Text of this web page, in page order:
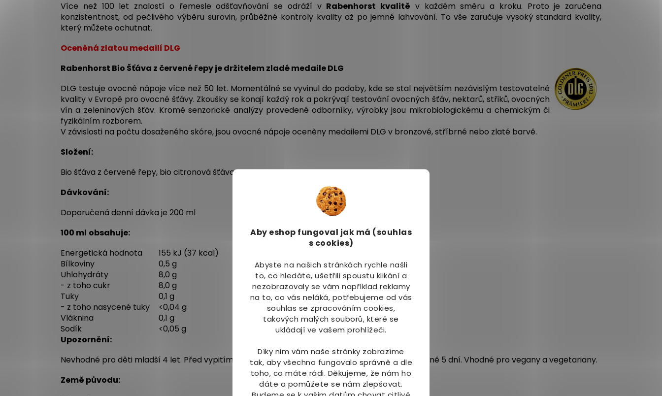
Aby eshop fungoval jak má (souhlas
s cookies)
Abyste na našich stránkách rychle našli
to, co hledáte, ušetřili spoustu klikání a
nezobrazovaly se vám například reklamy
na to, co vás neláká, potřebujeme od vás
souhlas se zpracováním cookies,
takových malých souborů, které se
ukládají ve vašem prohlížeči.
Díky nim vám naše stránky zobrazíme
tak, aby všechno fungovalo správně a dle
toho, co máte rádi. Děkujeme, že nám ho
dáte a pomůžete se nám zlepšovat.
Více než 100 let znalostí o řemesle odšťavňování se odráží v Rabenhorst kvalitě v každém směru a kroku. Proto je zaručena
konzistentnost, od pečlivého výběru surovin, průběžné kontroly kvality až po jemné lahvování. To vše zaručuje vysoký standard kvality,
který můžete ochutnat.
Oceněná zlatou medailí DLG
Rabenhorst Bio Šťáva z červené řepy je držitelem zladé medaile DLG
DLG testuje ovocné nápoje více než 50 let. Momentálně se vyvinul do podoby, kde se stal největším nezávislým testovatelné
kvality v Evropě pro ovocné šťávy. Zkoušky se konají každý rok a pokrývají testování ovocných šťáv, nektarů, střiků, ovocných
vín a zeleninových šťáv. Kromě senzorické analýzy provedené odborníky, výrobky jsou mikrobiologickému a chemickým či
fyzikálním rozborem.
V závislosti na počtu dosaženého skóre, jsou ovocné nápoje oceněny medailemi DLG v bronzové, stříbrné nebo zlaté barvě.
Složení:
Bio šťáva z červené řepy, bio citronová šťáva
Dávkování:
Doporučená denní dávka je 200 ml
100 ml obsahuje:
Energetická hodnota
155 kJ (37 kcal)
Bílkoviny
0,5 g
Uhlohydráty
8,0 g
- z toho cukr
8,0 g
Tuky
0,1 g
- z toho nasycené tuky
<0,04 g
Vláknina
0,1 g
Sodík
<0,05 g
Upozornění:
Nevhodné pro děti mladší 4 let. Před vypitím protřepte. Po otevření skladujte v chladu maximálně 5 dní. Vhodné pro vegany a vegetariany.
Země původu: